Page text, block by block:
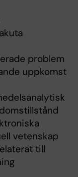
problem
uppkomst
vetenskap
till